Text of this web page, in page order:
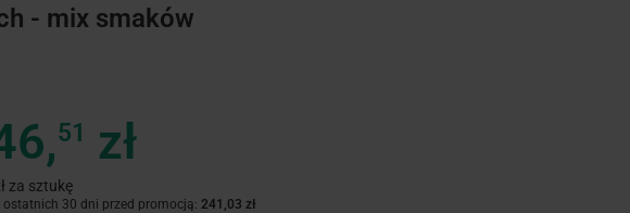
- mix smaków
51 zł
za sztukę
30 dni przed promocją: 241,03 zł